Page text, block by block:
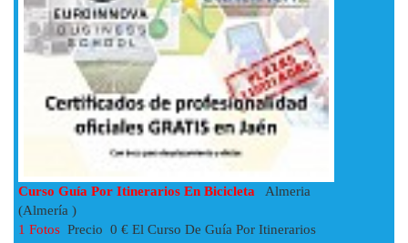
Curso Guía Por Itinerarios En Bicicleta
Almeria
(Almería )
1 Fotos Precio 0 € El Curso De Guía Por Itinerarios